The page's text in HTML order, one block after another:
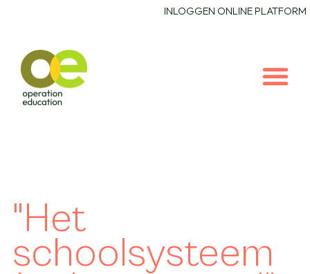
INLOGGEN ONLINE PLATFORM
"Het
schoolsysteem